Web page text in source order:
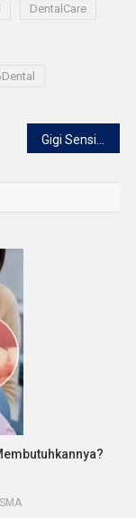
DentalCare